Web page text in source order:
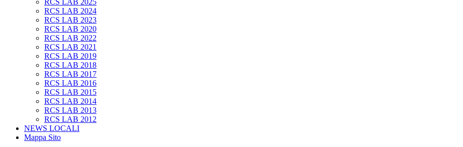
RCS LAB 2025
RCS LAB 2024
RCS LAB 2023
RCS LAB 2020
RCS LAB 2022
RCS LAB 2021
RCS LAB 2019
RCS LAB 2018
RCS LAB 2017
RCS LAB 2016
RCS LAB 2015
RCS LAB 2014
RCS LAB 2013
RCS LAB 2012
NEWS LOCALI
Mappa Sito